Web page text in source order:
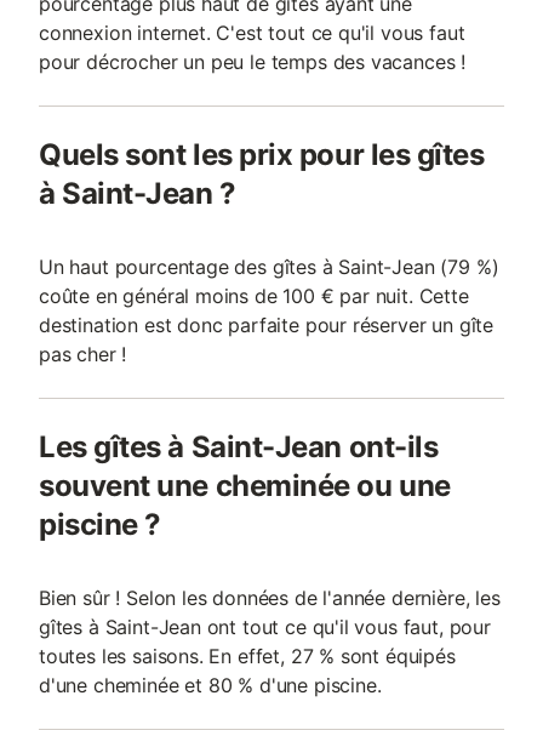
connexion internet. C'est tout ce qu'il vous faut
pour décrocher un peu le temps des vacances !
Quels sont les prix pour les gîtes
à Saint-Jean ?
Un haut pourcentage des gîtes à Saint-Jean (79 %)
coûte en général moins de 100 € par nuit. Cette
destination est donc parfaite pour réserver un gîte
pas cher !
Les gîtes à Saint-Jean ont-ils
souvent une cheminée ou une
piscine ?
Bien sûr ! Selon les données de l'année dernière, les
gîtes à Saint-Jean ont tout ce qu'il vous faut, pour
toutes les saisons. En effet, 27 % sont équipés
d'une cheminée et 80 % d'une piscine.